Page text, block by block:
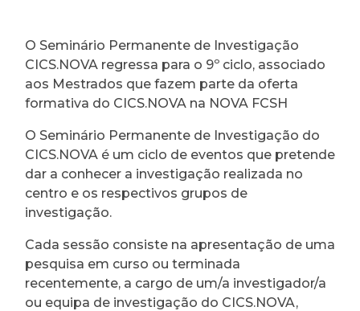
O Seminário Permanente de Investigação
CICS.NOVA regressa para o 9º ciclo, associado
aos Mestrados que fazem parte da oferta
formativa do CICS.NOVA na NOVA FCSH
O Seminário Permanente de Investigação do
CICS.NOVA é um ciclo de eventos que pretende
dar a conhecer a investigação realizada no
centro e os respectivos grupos de
investigação.
Cada sessão consiste na apresentação de uma
pesquisa em curso ou terminada
recentemente, a cargo de um/a investigador/a
ou equipa de investigação do CICS.NOVA,